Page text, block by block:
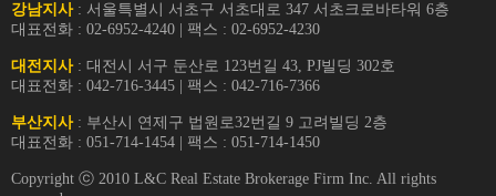
강남지사: 서울특별시 서초구 서초대로 347 서초크로바타워 6층
대표전화 : 02-6952-4240 | 팩스 : 02-6952-4230
대전지사: 대전시 서구 둔산로 123번길 43, PJ빌딩 302호
대표전화 : 042-716-3445 | 팩스 : 042-716-7366
부산지사: 부산시 연제구 법원로32번길 9 고려빌딩 2층
대표전화 : 051-714-1454 | 팩스 : 051-714-1450
Copyright ⓒ 2010 L&C Real Estate Brokerage Firm Inc. All rights